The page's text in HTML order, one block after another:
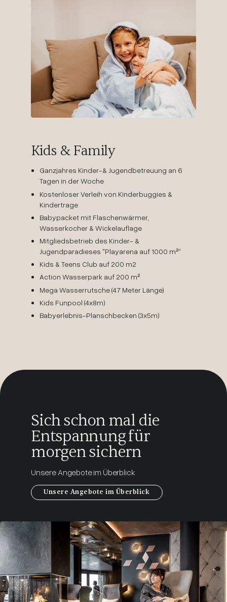
Kids & Family
Ganzjahres Kinder-& Jugendbetreuung an 6
Tagen in der Woche
Kostenloser Verleih von Kinderbuggies &
Kindertrage
Babypacket mit Flaschenwärmer,
Wasserkocher & Wickelauflage
Mitgliedsbetrieb des Kinder- &
Jugendparadieses "Playarena auf 1000 m²“
Kids & Teens Club auf 200 m2
Action Wasserpark auf 200 m²
Mega Wasserrutsche (47 Meter Länge)
Kids Funpool (4x8m)
Babyerlebnis-Planschbecken (3x5m)
Sich schon mal die
Entspannung für
morgen sichern
Unsere Angebote im Überblick
Unsere Angebote im Überblick